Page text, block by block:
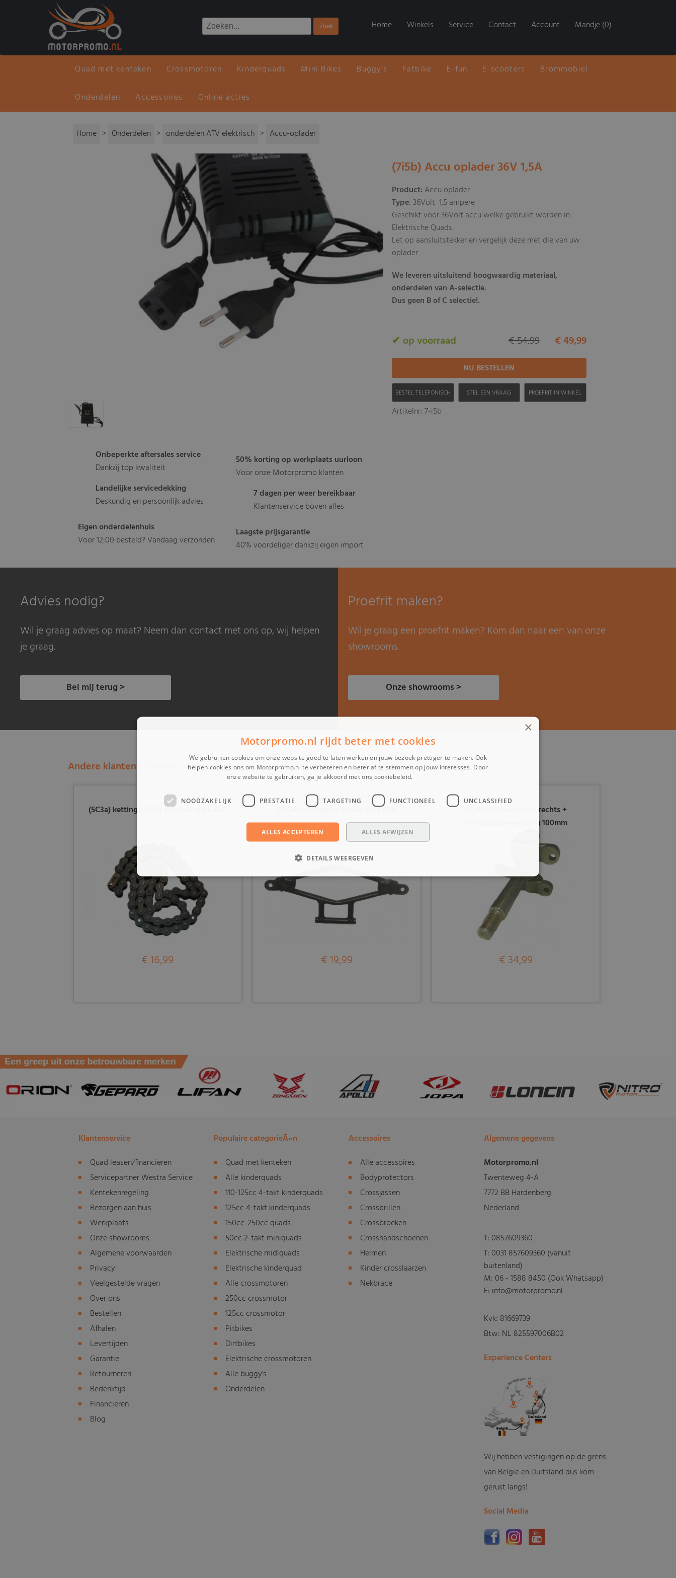
Home Winkels Service Contact Account Mandje (0)
Quad met kenteken Crossmotoren Kinderquads Mini Bikes Buggy's Fatbike E-fun E-scooters Brommobiel
Onderdelen Accessoires Online acties
Home > Onderdelen > onderdelen ATV elektrisch > Accu-oplader
Onbeperkte aftersales service
Dankzij top kwaliteit
Landelijke servicedekking
Deskundig en persoonlijk advies
Eigen onderdelenhuis
Voor 12:00 besteld? Vandaag verzonden
50% korting op werkplaats uurloon
Voor onze Motorpromo klanten
7 dagen per weer bereikbaar
Klantenservice boven alles
Laagste prijsgarantie
40% voordeliger dankzij eigen import
(7i5b) Accu oplader 36V 1,5A
Product: Accu oplader
Type: 36Volt 1,5 ampere
Geschikt voor 36Volt accu welke gebruikt worden in
Elektrische Quads
Let op aansluitstekker en vergelijk deze met die van uw
oplader
We leveren uitsluitend hoogwaardig materiaal,
onderdelen van A-selectie.
Dus geen B of C selectie!.
✔ op voorraad € 49,99
€ 54,99
BESTEL TELEFONISCH STEL EEN VRAAG PROEFRIT IN WINKEL
Artikelnr: 7-i5b
Advies nodig?
Wil je graag advies op maat? Neem dan contact met ons op, wij helpen
je graag.
Bel mij terug >
Proefrit maken?
Wil je graag een proefrit maken? Kom dan naar een van onze
showrooms.
Onze showrooms >
Andere klanten bekeken ook:
(5C3a) ketting 37(74) schakels type 420
€ 16,99
(10G4c) Draagarm onder mini ATV
€ 19,99
(10H3b) Wielnaaf/as rechts +
remklauwbevestiging 100mm
€ 34,99
Klantenservice
Quad leasen/financieren
Servicepartner Westra Service
Kentekenregeling
Bezorgen aan huis
Werkplaats
Onze showrooms
Algemene voorwaarden
Privacy
Veelgestelde vragen
Over ons
Bestellen
Afhalen
Levertijden
Garantie
Retourneren
Bedenktijd
Financieren
Blog
Populaire categorieÃ«n
Quad met kenteken
Alle kinderquads
110-125cc 4-takt kinderquads
125cc 4-takt kinderquads
150cc-250cc quads
50cc 2-takt miniquads
Elektrische midiquads
Elektrische kinderquad
Alle crossmotoren
250cc crossmotor
125cc crossmotor
Pitbikes
Dirtbikes
Elektrische crossmotoren
Alle buggy's
Onderdelen
Accessoires
Alle accessoires
Bodyprotectors
Crossjassen
Crossbrillen
Crossbroeken
Crosshandschoenen
Helmen
Kinder crosslaarzen
Nekbrace
Algemene gegevens
Motorpromo.nl
Twenteweg 4-A
7772 BB Hardenberg
Nederland
T:0857609360
T:0031 857609360 (vanuit
buitenland)
M:06 - 1588 8450 (Ook Whatsapp)
E: info@motorpromo.nl
Kvk: 81669739
Btw: NL 825597006B02
Experience Centers
Wij hebben vestigingen op de grens
van België en Duitsland dus kom
gerust langs!
Social Media
×
Motorpromo.nl rijdt beter met cookies
We gebruiken cookies om onze website goed te laten werken en jouw bezoek prettiger te maken. Ook
helpen cookies ons om Motorpromo.nl te verbeteren en beter af te stemmen op jouw interesses. Door
onze website te gebruiken, ga je akkoord met ons cookiebeleid.
NOODZAKELIJK PRESTATIE TARGETING FUNCTIONEEL UNCLASSIFIED
ALLES ACCEPTEREN ALLES AFWIJZEN
DETAILS WEERGEVEN